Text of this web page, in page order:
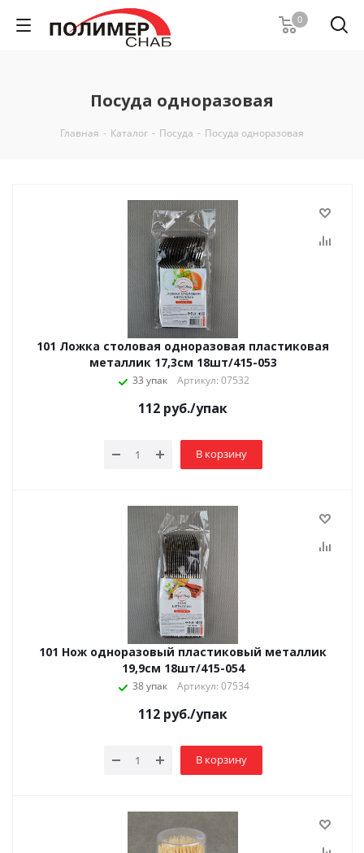
0
Посуда одноразовая
Главная - Каталог - Посуда - Посуда одноразовая
101 Ложка столовая одноразовая пластиковая
металлик 17,3см 18шт/415-053
33 упак Артикул: 07532
112 руб./упак
В корзину
101 Нож одноразовый пластиковый металлик
19,9см 18шт/415-054
38 упак Артикул: 07534
112 руб./упак
В корзину